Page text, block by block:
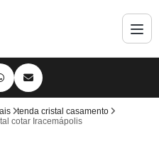
tenda cristal casamento
cotar Iracemápolis